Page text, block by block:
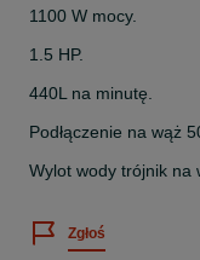
1100 W mocy.
1.5 HP.
440L na minutę.
Podłączenie na wąż
Wylot wody trójnik na
Zgłoś